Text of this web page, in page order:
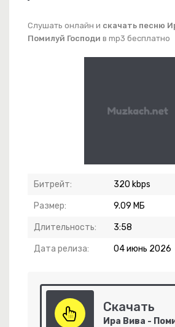
Слушать онлайн и скачать песню
Помилуй Господи в mp3 бесплатно
Битрейт: 320 kbps
Размер: 9.09 МБ
Длительность: 3:58
Дата релиза: 04 июнь 2026
Скачать
Не Могу Уснуть
Юк, Димэ!
-Код 2.0